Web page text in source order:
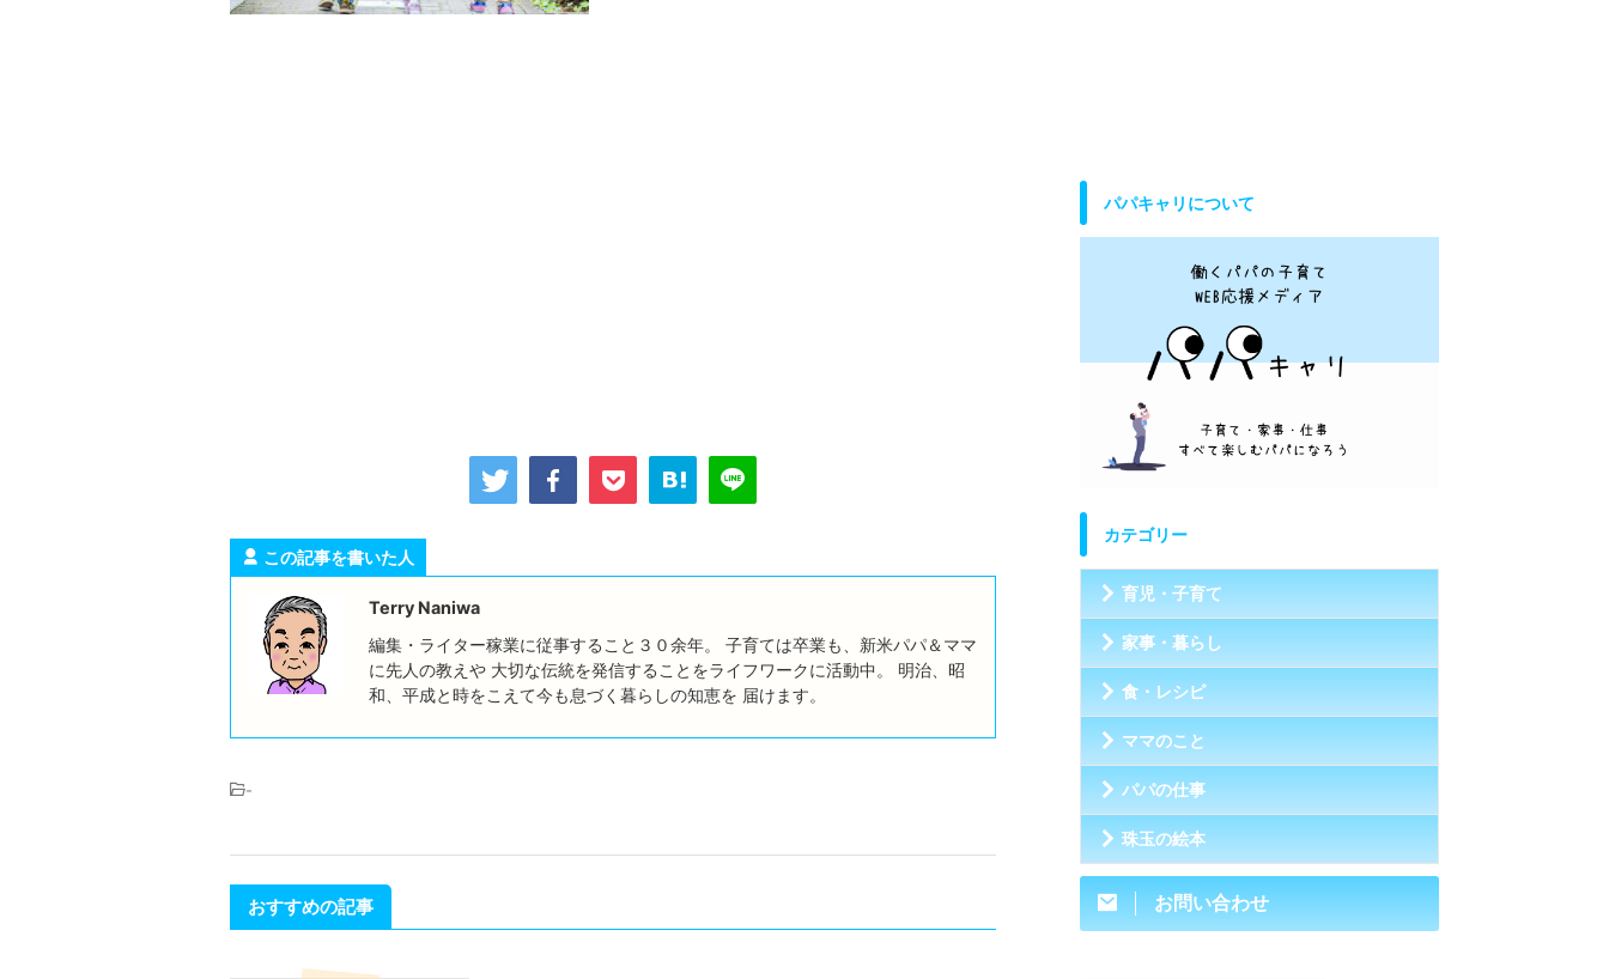
この記事を書いた人
Terry Naniwa
編集・ライター稼業に従事すること３０余年。 子育ては卒業も、新米パパ＆ママ
に先人の教えや 大切な伝統を発信することをライフワークに活動中。 明治、昭
和、平成と時をこえて今も息づく暮らしの知恵を 届けます。
-
おすすめの記事
パパキャリについて
カテゴリー
育児・子育て
家事・暮らし
食・レシピ
ママのこと
パパの仕事
珠玉の絵本
お問い合わせ